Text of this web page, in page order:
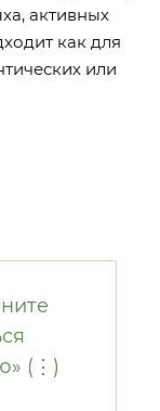
активных
как для
или
(⋮)